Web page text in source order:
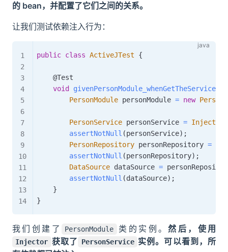
的 bean，并配置了它们之间的关系。
让我们测试依赖注入行为：
public class ActiveJTest {
@Test
void
PersonModule personModule = new
PersonService personService = Injector
assertNotNull (personService) ;
PersonRepository personRepository =
assertNotNull (personRepository) ;
DataSource dataSource =
assertNotNull (dataSource) ;
}
}
我们创建了 PersonModule 类的实例。然后，使用
Injector 获取了 PersonService 实例。可以看到，所